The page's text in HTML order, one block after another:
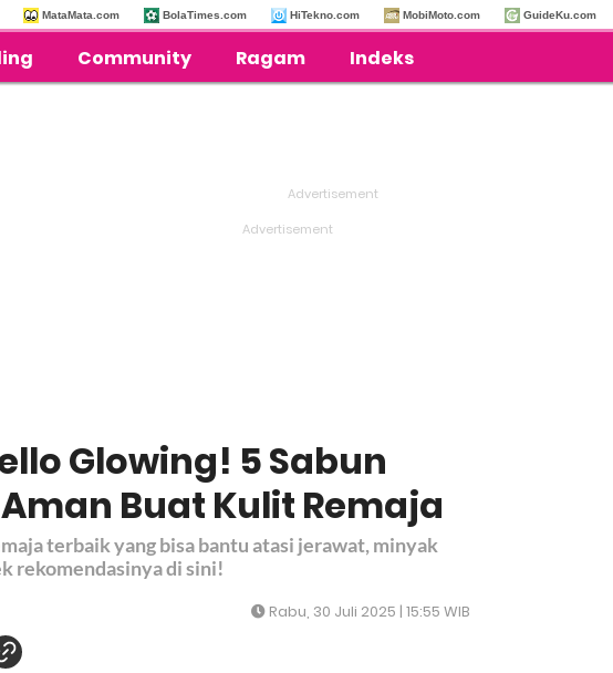
MataMata.com BolaTimes.com HiTekno.com MobiMoto.com GuideKu.com
Community Ragam Indeks
Glowing! 5 Sabun
Buat Kulit Remaja
terbaik yang bisa bantu atasi jerawat, minyak
rekomendasinya di sini!
Rabu, 30 Juli 2025 | 15:55 WIB